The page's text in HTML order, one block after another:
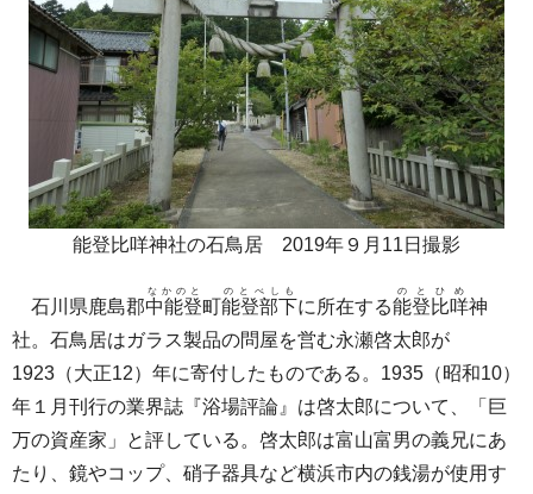
能登比咩神社の石鳥居 2019年９月11日撮影
石川県鹿島郡中能登
なかのと
町能登部下
のとべしも
に所在する能登比咩
のとひめ
神
社。石鳥居はガラス製品の問屋を営む永瀬啓太郎が
1923（大正12）年に寄付したものである。1935（昭和10）
年１月刊行の業界誌『浴場評論』は啓太郎について、「巨
万の資産家」と評している。啓太郎は富山富男の義兄にあ
たり、鏡やコップ、硝子器具など横浜市内の銭湯が使用す